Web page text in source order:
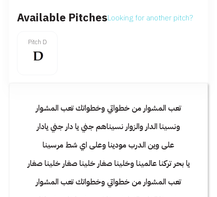
Available PitchesLooking for another pitch?
Pitch D
تعب المشوار من خطواتي وخطواتك تعب المشوار
ونسينا الدار والزوار نسيناهم جني يا دار جني يادار
على وين الدرب مودينا وعلى اي شط مرسينا
يا بحر تركنا عالمينا وخلينا صغار خلينا صغار خلينا صغار
تعب المشوار من خطواتي وخطواتك تعب المشوار